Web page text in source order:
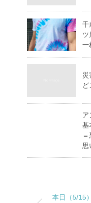
千
ツ
一
災
ど
ア
基
思
本日（5/15